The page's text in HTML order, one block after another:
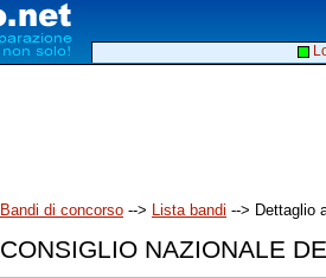
Bandi di concorso --> Lista bandi --> Dettaglio
CONSIGLIO NAZIONALE